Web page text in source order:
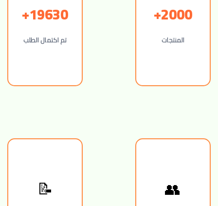
2000+
المنتجات
19630+
تم اكتمال الطلب
👥
📝